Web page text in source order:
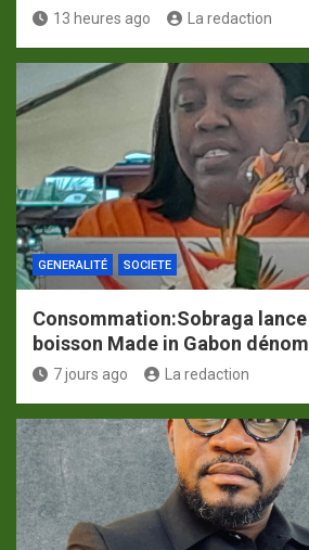
13 heures ago La redaction
GENERALITÉ SOCIETE
Consommation:Sobraga
boisson Made in Gabon
7 jours ago La redaction